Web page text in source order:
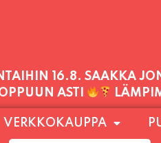
16.8. SAAKKA
ASTI
PALVELEMME
TORSTAI11:00 - 21:00
VERKKOKAUPPA